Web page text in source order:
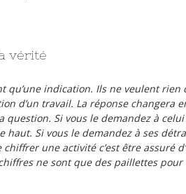
vérité
qu’une indication. Ils ne veulent
d’un travail. La réponse changera
question. Si vous le demandez à
haut. Si vous le demandez à ses
chiffrer une activité c’est être assuré
ne sont que des paillettes